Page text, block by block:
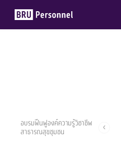
อบรมฟื้นฟูองค์ความรู้วิชาชีพ
สาธารณสุขชุมชน